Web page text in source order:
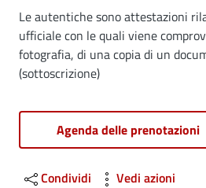
Dettagli
Le autentiche sono attestazioni
ufficiale con le quali viene
fotografia, di una copia di un
(sottoscrizione)
Agenda delle prenotazioni
Condividi Vedi azioni